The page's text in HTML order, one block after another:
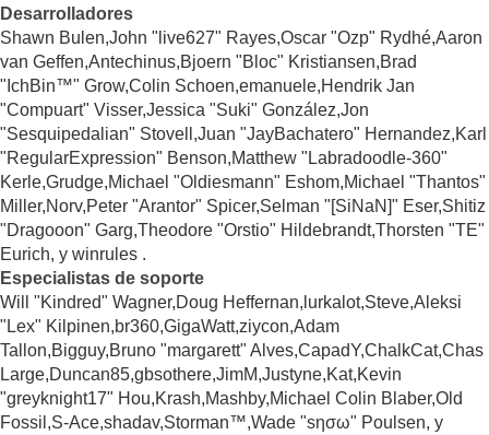
Desarrolladores
Shawn Bulen,John "live627" Rayes,Oscar "Ozp" Rydhé,Aaron
van Geffen,Antechinus,Bjoern "Bloc" Kristiansen,Brad
"IchBin™" Grow,Colin Schoen,emanuele,Hendrik Jan
"Compuart" Visser,Jessica "Suki" González,Jon
"Sesquipedalian" Stovell,Juan "JayBachatero" Hernandez,Karl
"RegularExpression" Benson,Matthew "Labradoodle-360"
Kerle,Grudge,Michael "Oldiesmann" Eshom,Michael "Thantos"
Miller,Norv,Peter "Arantor" Spicer,Selman "[SiNaN]" Eser,Shitiz
"Dragooon" Garg,Theodore "Orstio" Hildebrandt,Thorsten "TE"
Eurich, y winrules .
Especialistas de soporte
Will "Kindred" Wagner,Doug Heffernan,lurkalot,Steve,Aleksi
"Lex" Kilpinen,br360,GigaWatt,ziycon,Adam
Tallon,Bigguy,Bruno "margarett" Alves,CapadY,ChalkCat,Chas
Large,Duncan85,gbsothere,JimM,Justyne,Kat,Kevin
"greyknight17" Hou,Krash,Mashby,Michael Colin Blaber,Old
Fossil,S-Ace,shadav,Storman™,Wade "sησω" Poulsen, y